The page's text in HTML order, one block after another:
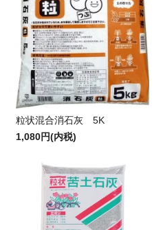
粒状混合消石灰 5K
1,080円(内税)